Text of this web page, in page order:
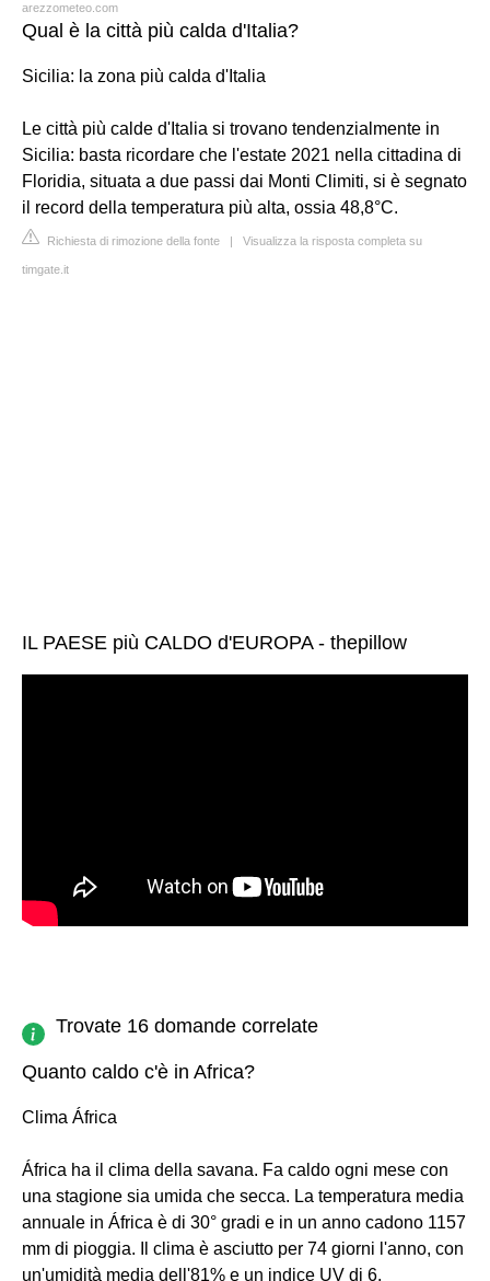
arezzometeo.com
Qual è la città più calda d'Italia?
Sicilia: la zona più calda d'Italia
Le città più calde d'Italia si trovano tendenzialmente in
Sicilia: basta ricordare che l'estate 2021 nella cittadina di
Floridia, situata a due passi dai Monti Climiti, si è segnato
il record della temperatura più alta, ossia 48,8°C.
Richiesta di rimozione della fonte | Visualizza la risposta completa su
timgate.it
IL PAESE più CALDO d'EUROPA - thepillow
Trovate 16 domande correlate
Quanto caldo c'è in Africa?
Clima África
África ha il clima della savana. Fa caldo ogni mese con
una stagione sia umida che secca. La temperatura media
annuale in África è di 30° gradi e in un anno cadono 1157
mm di pioggia. Il clima è asciutto per 74 giorni l'anno, con
un'umidità media dell'81% e un indice UV di 6.